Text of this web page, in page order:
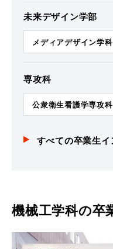
未来デザイン学部
メディアデザイン学科
専攻科
公衆衛生看護学専攻科
すべての卒業生
機械工学科の卒